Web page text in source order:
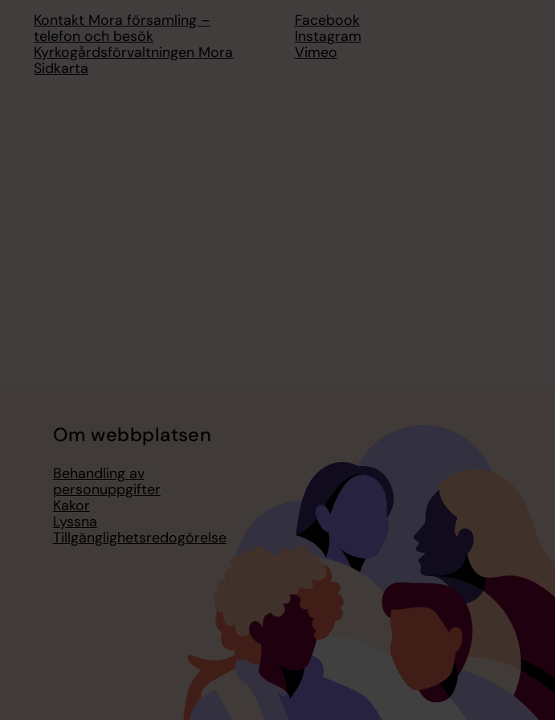
Kontakt Mora församling –
telefon och besök
Kyrkogårdsförvaltningen Mora
Sidkarta
Facebook
Instagram
Vimeo
Om webbplatsen
Behandling av
personuppgifter
Kakor
Lyssna
Tillgänglighetsredogörelse